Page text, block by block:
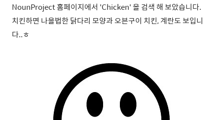
NounProject 홈페이지에서 'Chicken' 을 검색 해 보았습니다.
치킨하면 나올법한 닭다리 모양과 오븐구이 치킨, 계란도 보입니
다..ㅎ